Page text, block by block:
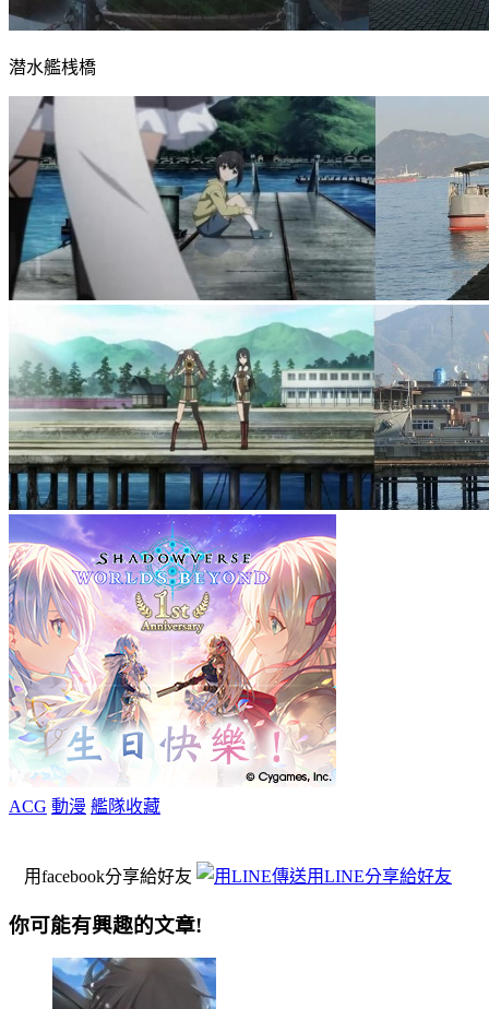
潜水艦桟橋
ACG 動漫 艦隊收藏
用facebook分享給好友 用LINE分享給好友
你可能有興趣的文章!